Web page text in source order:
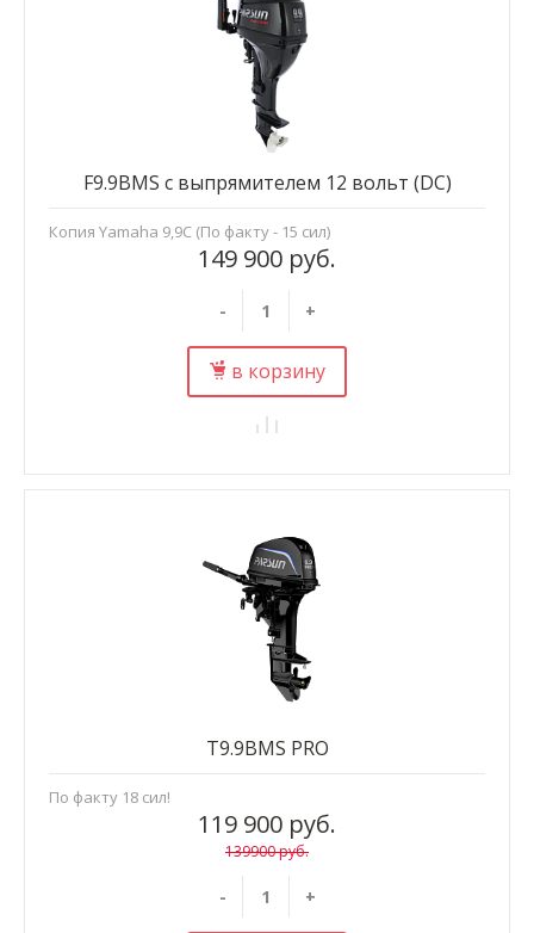
149 900 руб.
- +
в корзину
F9.9BMS с выпрямителем 12 вольт (DC)
Копия Yamaha 9,9С (По факту - 15 сил)
119 900 руб.
139900 руб.
- +
T9.9BMS PRO
По факту 18 сил!